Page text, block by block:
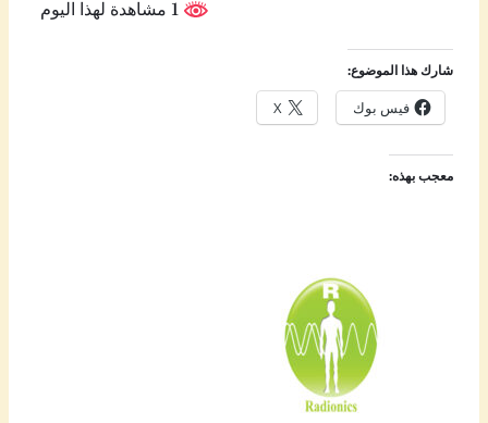
شارك هذا الموضوع:
فيس بوك X
معجب بهذه: